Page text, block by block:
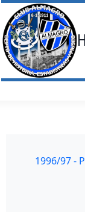
Saltar
al
contenido
1996/97 -